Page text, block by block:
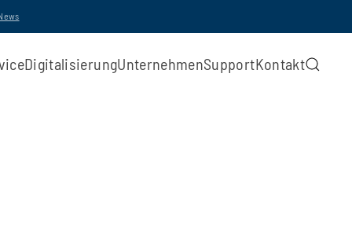
DigitalisierungUnternehmenSupportKontakt